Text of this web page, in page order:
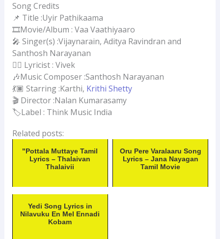
Song Credits
📌 Title :Uyir Pathikaama
🎞️Movie/Album : Vaa Vaathiyaaro
🎤 Singer(s) :Vijaynarain, Aditya Ravindran and
Santhosh Narayanan
✍🏻 Lyricist : Vivek
🎶Music Composer :Santhosh Narayanan
💃🏿 Starring :Karthi, Krithi Shetty
🎬 Director :Nalan Kumarasamy
🏷️Label : Think Music India
Related posts:
"Pottala Muttaye Tamil
Lyrics – Thalaivan
Thalaivii
Oru Pere Varalaaru Song
Lyrics – Jana Nayagan
Tamil Movie
Yedi Song Lyrics in
Nilavuku En Mel Ennadi
Kobam